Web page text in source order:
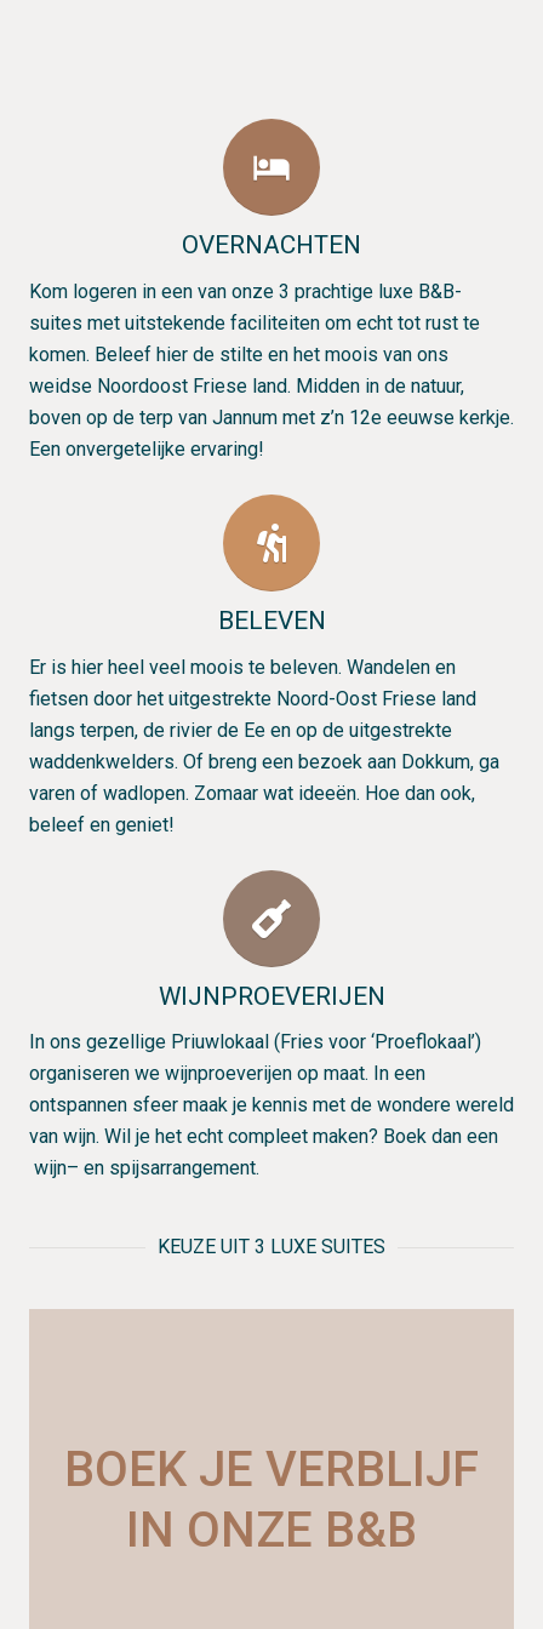
hotel
OVERNACHTEN
Kom logeren in een van onze 3 prachtige luxe B&B-
suites met uitstekende faciliteiten om echt tot rust te
komen. Beleef hier de stilte en het moois van ons
weidse Noordoost Friese land. Midden in de natuur,
boven op de terp van Jannum met z’n 12e eeuwse kerkje.
Een onvergetelijke ervaring!
BELEVEN
Er is hier heel veel moois te beleven. Wandelen en
fietsen door het uitgestrekte Noord-Oost Friese land
langs terpen, de rivier de Ee en op de uitgestrekte
waddenkwelders. Of breng een bezoek aan Dokkum, ga
varen of wadlopen. Zomaar wat ideeën. Hoe dan ook,
beleef en geniet!
WIJNPROEVERIJEN
In ons gezellige Priuwlokaal (Fries voor ‘Proeflokaal’)
organiseren we wijnproeverijen op maat. In een
ontspannen sfeer maak je kennis met de wondere wereld
van wijn. Wil je het echt compleet maken? Boek dan een
wijn– en spijsarrangement.
KEUZE UIT 3 LUXE SUITES
BOEK JE VERBLIJF
IN ONZE B&B
Luxe,
kamer,
geheel